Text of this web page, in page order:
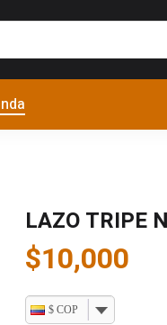
LAZO TRIPE
$10,000
$ COP